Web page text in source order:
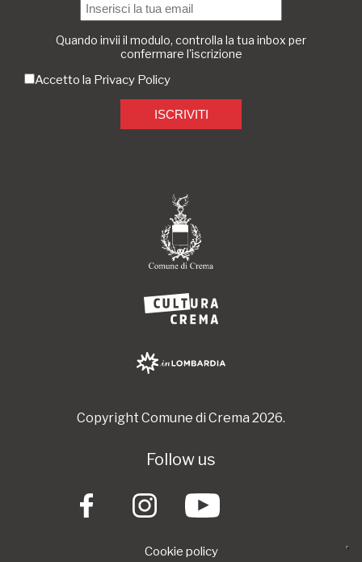
Quando invii il modulo, controlla la tua inbox per
confermare l'iscrizione
Accetto la Privacy Policy
ISCRIVITI
Copyright Comune di Crema 2026.
Follow us
Cookie policy